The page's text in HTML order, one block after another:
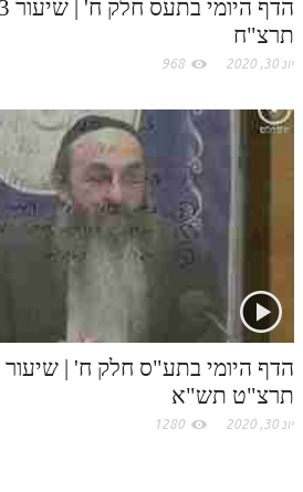
תרצ"ח
יונ 30, 2020 968
תרצ"ט תש"א
יונ 30, 2020 1280